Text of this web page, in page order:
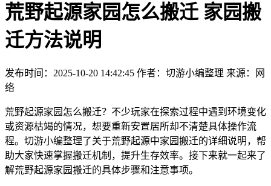
荒野起源家园怎么搬迁 家园搬
迁方法说明
发布时间：2025-10-20 14:42:45 作者：切游小编整理 来源：网
络
荒野起源家园怎么搬迁？不少玩家在探索过程中遇到环境变化
或资源枯竭的情况，想要重新安置居所却不清楚具体操作流
程。切游小编整理了关于荒野起源中家园搬迁的详细说明，帮
助大家快速掌握搬迁机制，提升生存效率。接下来就一起来了
解荒野起源家园搬迁的具体步骤和注意事项。